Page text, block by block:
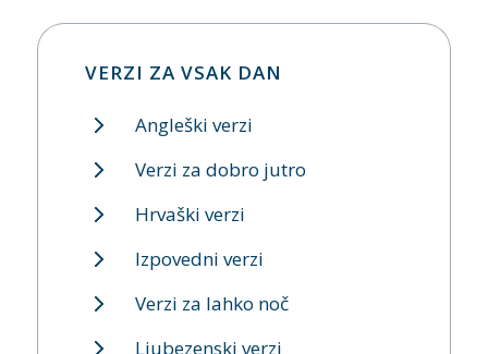
VERZI ZA VSAK DAN
Angleški verzi
Verzi za dobro jutro
Hrvaški verzi
Izpovedni verzi
Verzi za lahko noč
Ljubezenski verzi